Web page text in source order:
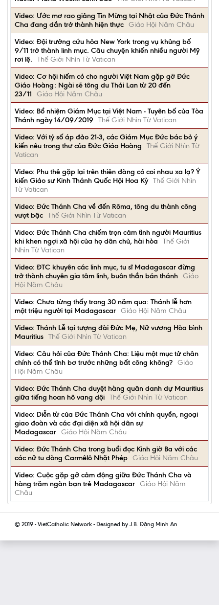
Video: Ước mơ rao giảng Tin Mừng tại Nhật của Đức Thánh
Cha đang dần trở thành hiện thực Giáo Hội Năm Châu
Video: Đội trưởng cứu hỏa New York trong vụ khủng bố
9/11 trở thành linh mục. Câu chuyện khiến nhiều người Mỹ
rơi lệ.
Thế Giới Nhìn Từ Vatican
Video: Cơ hội hiếm có cho người Việt Nam gặp gỡ Đức
Giáo Hoàng: Ngài sẽ tông du Thái Lan từ 20 đến
23/11
Giáo Hội Năm Châu
Video: Bổ nhiệm Giám Mục tại Việt Nam - Tuyên bố của Tòa
Thánh ngày 14/09/2019
Thế Giới Nhìn Từ Vatican
Video: Với tỷ số áp đảo 21-3, các Giám Mục Đức bác bỏ ý
kiến nêu trong thư của Đức Giáo Hoàng
Thế Giới Nhìn Từ
Vatican
Video: Phu thê gặp lại trên thiên đàng có coi nhau xa lạ? Ý
kiến Giáo sư Kinh Thánh Quốc Hội Hoa Kỳ Thế Giới Nhìn
Từ Vatican
Video: Đức Thánh Cha về đến Rôma, tông du thành công
vượt bậc Thế Giới Nhìn Từ Vatican
Video: Đức Thánh Cha chiếm trọn cảm tình người Mauritius
khi khen ngợi xã hội của họ dân chủ, hài hòa
Thế Giới
Nhìn Từ Vatican
Video: ĐTC khuyên các linh mục, tu sĩ Madagascar đừng
trở thành chuyên gia tâm linh, buôn thần bán thánh Giáo
Hội Năm Châu
Video: Chưa từng thấy trong 30 năm qua: Thánh lễ hơn
một triệu người tại Madagascar Giáo Hội Năm Châu
Video: Thánh Lễ tại tượng đài Đức Mẹ, Nữ vương Hòa bình
Mauritius Thế Giới Nhìn Từ Vatican
Video: Câu hỏi của Đức Thánh Cha: Liệu một mục tử chân
chính có thể tỉnh bơ trước những bất công không? Giáo
Hội Năm Châu
Video: Đức Thánh Cha duyệt hàng quân danh dự Mauritius
giữa tiếng hoan hô vang dội Thế Giới Nhìn Từ Vatican
Video: Diễn từ của Đức Thánh Cha với chính quyền, ngoại
giao đoàn và các đại diện xã hội dân sự
Madagascar Giáo Hội Năm Châu
Video: Đức Thánh Cha trong buổi đọc Kinh giờ Ba với các
các nữ tu dòng Carmêlô Nhặt Phép Giáo Hội Năm Châu
Video: Cuộc gặp gỡ cảm động giữa Đức Thánh Cha và
hàng trăm ngàn bạn trẻ Madagascar Giáo Hội Năm
Châu
© 2019 - VietCatholic Network - Designed by J.B. Đặng Minh An